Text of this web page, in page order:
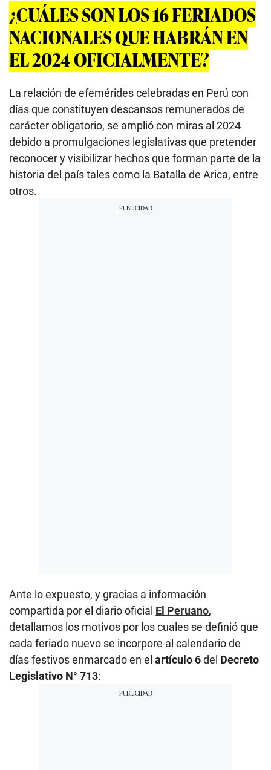
¿CUÁLES SON LOS 16 FERIADOS
NACIONALES QUE HABRÁN EN
EL 2024 OFICIALMENTE?
La relación de efemérides celebradas en Perú con
días que constituyen descansos remunerados de
carácter obligatorio, se amplió con miras al 2024
debido a promulgaciones legislativas que pretender
reconocer y visibilizar hechos que forman parte de la
historia del país tales como la Batalla de Arica, entre
otros.
Ante lo expuesto, y gracias a información
compartida por el diario oficial El Peruano,
detallamos los motivos por los cuales se definió que
cada feriado nuevo se incorpore al calendario de
días festivos enmarcado en el artículo 6del Decreto
Legislativo N° 713: